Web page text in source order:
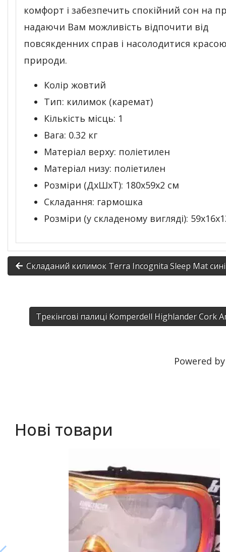
комфорт і забезпечить спокійний сон на
надаючи Вам можливість відпочити від
повсякденних справ і насолодитися
природи.
Колір жовтий
Тип: килимок (каремат)
Кількість місць: 1
Вага: 0.32 кг
Матеріал верху: поліетилен
Матеріал низу: поліетилен
Розміри (ДхШхТ): 180x59x2 см
Складання: гармошка
Розміри (у складеному вигляді):
Складаний килимок Terra Incognita Sleep Mat
Трекінгові палиці Komperdell Highlander Cork
Powered
Нові товари